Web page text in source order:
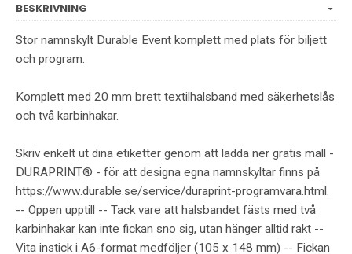
BESKRIVNING
Stor namnskylt Durable Event komplett med plats för biljett
och program.
Komplett med 20 mm brett textilhalsband med säkerhetslås
och två karbinhakar.
Skriv enkelt ut dina etiketter genom att ladda ner gratis mall -
DURAPRINT® - för att designa egna namnskyltar finns på
https://www.durable.se/service/duraprint-programvara.html.
-- Öppen upptill -- Tack vare att halsbandet fästs med två
karbinhakar kan inte fickan sno sig, utan hänger alltid rakt --
Vita instick i A6-format medföljer (105 x 148 mm) -- Fickan